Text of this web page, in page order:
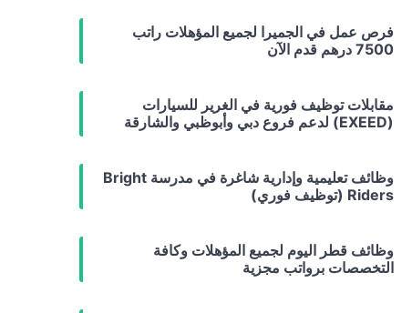
فرص عمل في الجميرا لجميع المؤهلات راتب
7500 درهم قدم الآن
مقابلات توظيف فورية في الغرير للسيارات
(EXEED) لدعم فروع دبي وأبوظبي والشارقة
وظائف تعليمية وإدارية شاغرة في مدرسة Bright
Riders (توظيف فوري)
وظائف قطر اليوم لجميع المؤهلات وكافة
التخصصات برواتب مجزية